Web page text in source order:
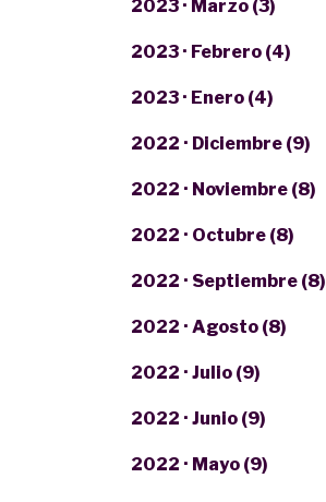
2023 · Marzo (3)
2023 · Febrero (4)
2023 · Enero (4)
2022 · Diciembre (9)
2022 · Noviembre (8)
2022 · Octubre (8)
2022 · Septiembre (8)
2022 · Agosto (8)
2022 · Julio (9)
2022 · Junio (9)
2022 · Mayo (9)